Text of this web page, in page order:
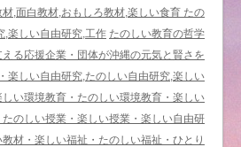
,面白教材,おもしろ教材,楽しい食育 たの
,楽しい自由研究,工作 たのしい教育の哲学
る応援企業・団体が沖縄の元気と賢さを
楽しい自由研究,たのしい自由研究,楽しい
い環境教育・たのしい環境教育・楽しい
のしい授業・楽しい授業・楽しい自由研
材・楽しい福祉・たのしい福祉・ひとり